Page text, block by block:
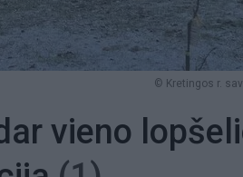
© Kretingos r.
vieno